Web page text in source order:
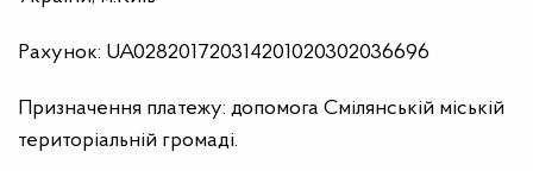
Рахунок: UA028201720314201020302036696
Призначення платежу: допомога Смілянській міській
територіальній громаді.